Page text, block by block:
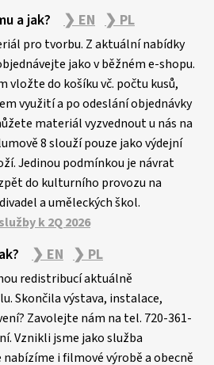
a jak? ❯ EN ❯ PL
pro tvorbu. Z aktuální nabídky
jako v běžném e-shopu.
vložte do košíku vč. počtu kusů,
využití a po odeslání objednávky
materiál vyzvednout u nás na
8 slouží pouze jako výdejní
Jedinou podmínkou je návrat
do kulturního provozu na
a uměleckých škol.
k 2Q 2026
❯ EN ❯ PL
redistribucí aktuálně
Skončila výstava, instalace,
Zavolejte nám na tel. 720-361-
Vznikli jsme jako služba
i filmové výrobě a obecně